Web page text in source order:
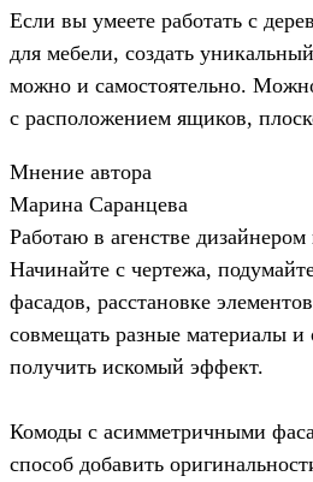
Если вы умеете работать с
для мебели, создать
можно и самостоятельно.
с расположением ящиков,
Мнение автора
Марина Саранцева
Работаю в агенстве дизайнером
Начинайте с чертежа,
фасадов, расстановке
совмещать разные материалы и
получить искомый эффект.
Комоды с асимметричными
способ добавить